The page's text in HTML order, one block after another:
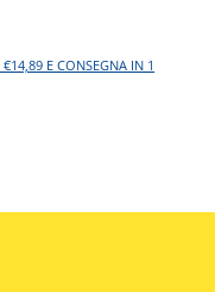
E CONSEGNA IN 1